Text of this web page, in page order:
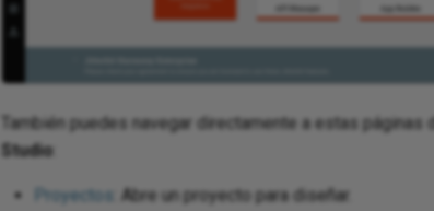
También puedes navegar directamente a estas páginas
Studio
Proyectos : Abre un proyecto para diseñar.